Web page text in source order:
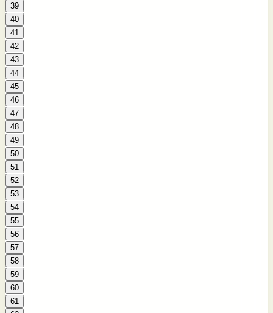
39
40
41
42
43
44
45
46
47
48
49
50
51
52
53
54
55
56
57
58
59
60
61